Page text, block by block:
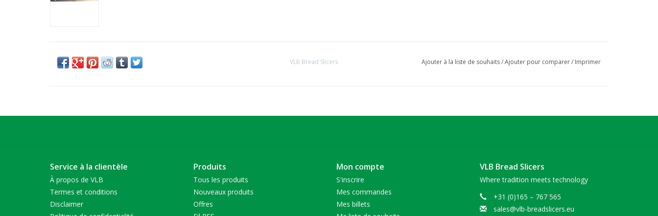
VLB Bread Slicers Ajouter à la liste de souhaits/Ajouter pour comparer/ Imprimer
Service à la clientèle
À propos de VLB
Termes et conditions
Disclaimer
Produits
Tous les produits
Nouveaux produits
Offres
Mon compte
S'inscrire
Mes commandes
Mes billets
VLB Bread Slicers
Where tradition meets technology
+31 (0)165 – 767 565
sales@vlb-breadslicers.eu